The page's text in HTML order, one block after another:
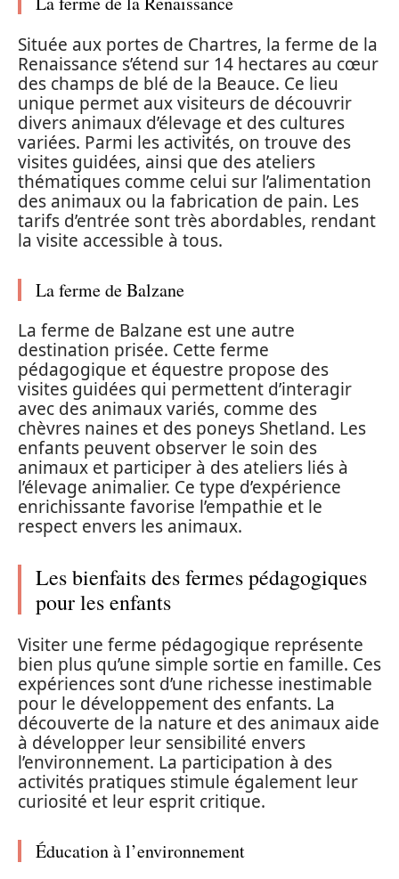
Située aux portes de Chartres, la ferme de la
Renaissance s’étend sur 14 hectares au cœur
des champs de blé de la Beauce. Ce lieu
unique permet aux visiteurs de découvrir
divers animaux d’élevage et des cultures
variées. Parmi les activités, on trouve des
visites guidées, ainsi que des ateliers
thématiques comme celui sur l’alimentation
des animaux ou la fabrication de pain. Les
tarifs d’entrée sont très abordables, rendant
la visite accessible à tous.
La ferme de Balzane
La ferme de Balzane est une autre
destination prisée. Cette ferme
pédagogique et équestre propose des
visites guidées qui permettent d’interagir
avec des animaux variés, comme des
chèvres naines et des poneys Shetland. Les
enfants peuvent observer le soin des
animaux et participer à des ateliers liés à
l’élevage animalier. Ce type d’expérience
enrichissante favorise l’empathie et le
respect envers les animaux.
Les bienfaits des fermes pédagogiques
pour les enfants
Visiter une ferme pédagogique représente
bien plus qu’une simple sortie en famille. Ces
expériences sont d’une richesse inestimable
pour le développement des enfants. La
découverte de la nature et des animaux aide
à développer leur sensibilité envers
l’environnement. La participation à des
activités pratiques stimule également leur
curiosité et leur esprit critique.
Éducation à l’environnement